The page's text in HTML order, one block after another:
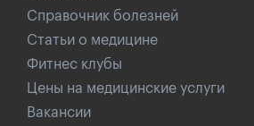
Справочник болезней
Статьи о медицине
Фитнес клубы
Цены на медицинские услуги
Вакансии